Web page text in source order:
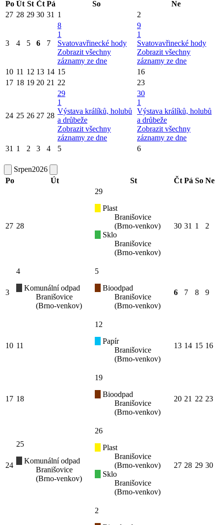
Po Út St Čt Pá So
Ne
27 28 29 30 31 1 2
3 4 5 6 7
8
1
Svatovavřinecké hody
Zobrazit všechny
záznamy ze dne
9
1
Svatovavřinecké hody
Zobrazit všechny
záznamy ze dne
10 11 12 13 14 15
16
17 18 19 20 21 22 23
24 25 26 27 28
29
1
Výstava králíků, holubů
a drůbeže
Zobrazit všechny
záznamy ze dne
30
1
Výstava králíků, holubů
a drůbeže
Zobrazit všechny
záznamy ze dne
31 1 2 3 4 5 6
Srpen2026
Po
Út St Čt Pá So Ne
27 28
29
Plast
Branišovice
(Brno-venkov)
Sklo
Branišovice
(Brno-venkov)
30 31 1 2
3
4
Komunální odpad
Branišovice
(Brno-venkov)
5
Bioodpad
Branišovice
(Brno-venkov)
6 7 8 9
10 11
12
Papír
Branišovice
(Brno-venkov)
13 14 15 16
17 18
19
Bioodpad
Branišovice
(Brno-venkov)
20 21 22 23
24
25
Komunální odpad
Branišovice
(Brno-venkov)
26
Plast
Branišovice
(Brno-venkov)
Sklo
Branišovice
(Brno-venkov)
27 28 29 30
2